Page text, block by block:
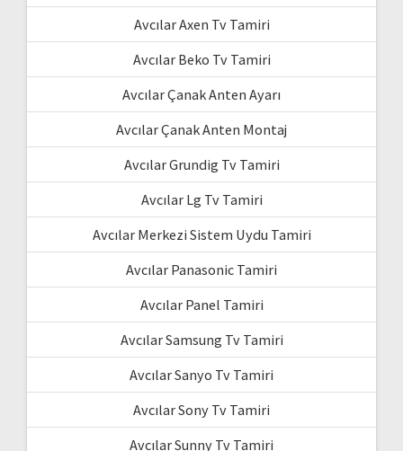
Avcılar Axen Tv Tamiri
Avcılar Beko Tv Tamiri
Avcılar Çanak Anten Ayarı
Avcılar Çanak Anten Montaj
Avcılar Grundig Tv Tamiri
Avcılar Lg Tv Tamiri
Avcılar Merkezi Sistem Uydu Tamiri
Avcılar Panasonic Tamiri
Avcılar Panel Tamiri
Avcılar Samsung Tv Tamiri
Avcılar Sanyo Tv Tamiri
Avcılar Sony Tv Tamiri
Avcılar Sunny Tv Tamiri